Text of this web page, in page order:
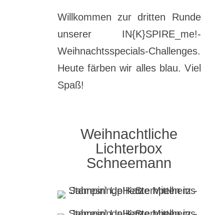
Willkommen zur dritten Runde
unserer IN{K}SPIRE_me!-
Weihnachtsspecials-Challenges.
Heute färben wir alles blau. Viel
Spaß!
Weihnachtliche
Lichterbox
Schneemann